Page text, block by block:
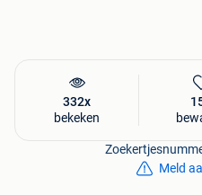
332x
bekeken
Meld